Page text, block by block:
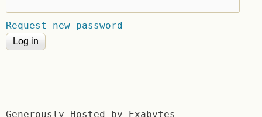
Request new password
Generously Hosted by Exabytes